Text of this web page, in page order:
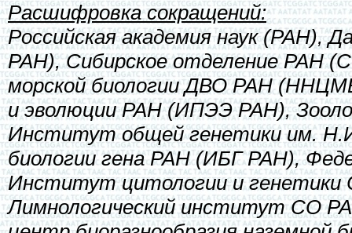
Расшифровка сокращений:
Российская академия наук (РАН),
РАН), Сибирское отделение РАН
морской биологии ДВО РАН
и эволюции РАН (ИПЭЭ РАН),
Институт общей генетики им.
биологии гена РАН (ИБГ РАН),
Институт цитологии и
Лимнологический институт СО